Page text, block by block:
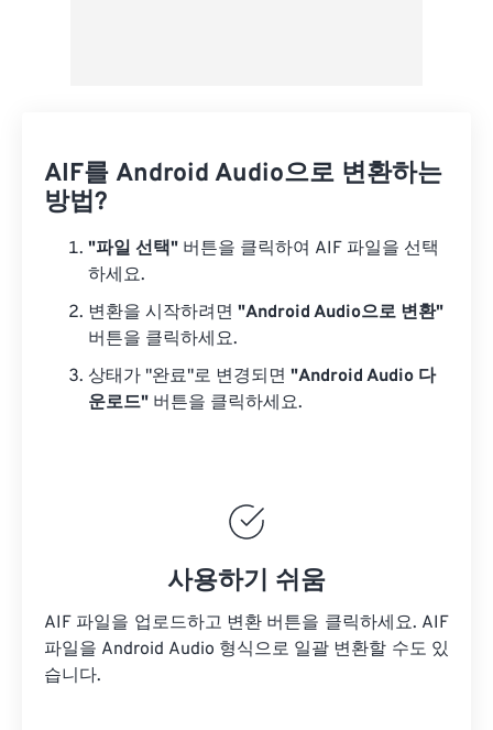
AIF를 Android Audio으로 변환하는
방법?
"파일 선택" 버튼을 클릭하여 AIF 파일을 선택
하세요.
변환을 시작하려면 "Android Audio으로 변환"
버튼을 클릭하세요.
상태가 "완료"로 변경되면 "Android Audio 다
운로드" 버튼을 클릭하세요.
사용하기 쉬움
AIF 파일을 업로드하고 변환 버튼을 클릭하세요. AIF
파일을 Android Audio 형식으로 일괄 변환할 수도 있
습니다.